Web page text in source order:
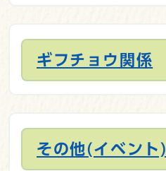
ギフチョウ関係
その他(イベント)